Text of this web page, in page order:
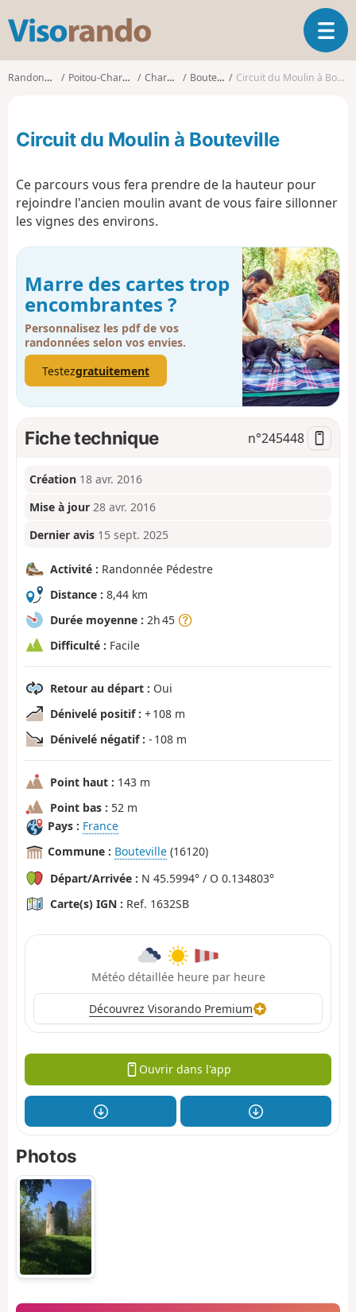
s
o
O
u
v
v
a
t
i
o
n
Randonnées Poitou-Charentes Charente Bouteville Circuit du Moulin à Bouteville
Circuit du Moulin à Bouteville
Ce parcours vous fera prendre de la hauteur pour
rejoindre l'ancien moulin avant de vous faire sillonner
les vignes des environs.
Marre des cartes trop
encombrantes ?
Personnalisez les pdf de vos
randonnées selon vos envies.
Testezgratuitement
Fiche technique n°245448
Création 18 avr. 2016
Mise à jour 28 avr. 2016
Dernier avis 15 sept. 2025
Activité : Randonnée Pédestre
Distance : 8,44 km
Durée moyenne : 2h 45
Difficulté : Facile
Retour au départ : Oui
Dénivelé positif : + 108 m
Dénivelé négatif : - 108 m
Point haut : 143 m
Point bas : 52 m
Pays : France
Commune : Bouteville (16120)
Départ/Arrivée : N 45.5994° / O 0.134803°
Carte(s) IGN : Ref. 1632SB
Météo détaillée heure par heure
Découvrez Visorando Premium
Ouvrir dans l'app
Photos